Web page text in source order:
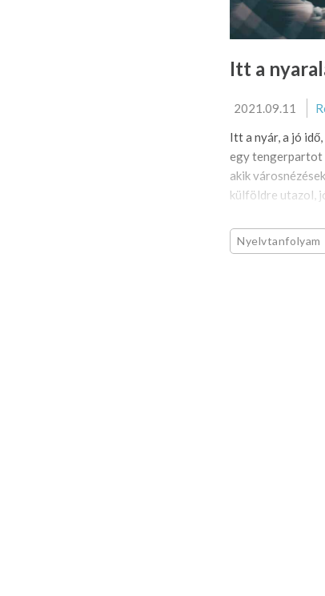
Itt a
2021.09.11
Itt a nyár, a jó
egy tengerpartot
akik
külföldre utazol,
Nyelvtanfolyam